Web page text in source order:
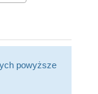
powyższe